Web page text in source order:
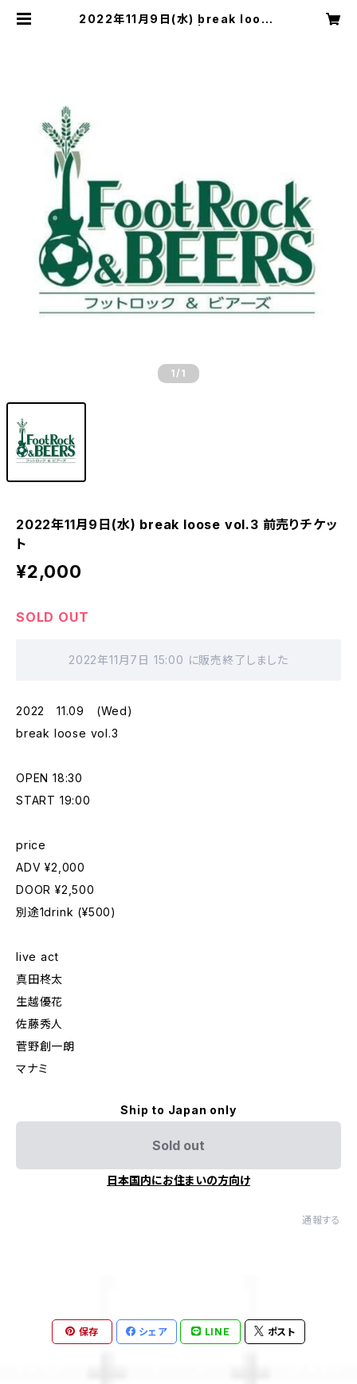
2022年11月9日(水) break loose
1 /1
2022年11月9日(水) break loose vol.3 前売りチケッ
ト
¥2,000
SOLD OUT
2022年11月7日 15:00 に販売終了しました
2022 11.09 (Wed)
break loose vol.3
OPEN 18:30
START 19:00
price
ADV ¥2,000
DOOR ¥2,500
別途1drink (¥500)
live act
真田柊太
生越優花
佐藤秀人
菅野創一朗
マナミ
Ship to Japan only
Sold out
日本国内にお住まいの方向け
通報する
保存 シェア LINE ポスト